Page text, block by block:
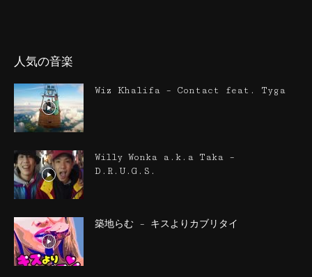
人気の音楽
Wiz Khalifa – Contact feat. Tyga
Willy Wonka a.k.a Taka –
D.R.U.G.S.
築地らむ – キスよりカブリタイ